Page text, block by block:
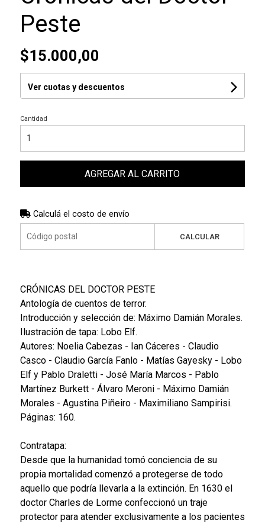
Peste
$15.000,00
Ver cuotas y descuentos
Cantidad
AGREGAR AL CARRITO
Calculá el costo de envío
CALCULAR
CRÓNICAS DEL DOCTOR PESTE
Antología de cuentos de terror.
Introducción y selección de: Máximo Damián Morales.
Ilustración de tapa: Lobo Elf.
Autores: Noelia Cabezas - Ian Cáceres - Claudio
Casco - Claudio García Fanlo - Matías Gayesky - Lobo
Elf y Pablo Draletti - José María Marcos - Pablo
Martínez Burkett - Álvaro Meroni - Máximo Damián
Morales - Agustina Piñeiro - Maximiliano Sampirisi.
Páginas: 160.
Contratapa:
Desde que la humanidad tomó conciencia de su
propia mortalidad comenzó a protegerse de todo
aquello que podría llevarla a la extinción. En 1630 el
doctor Charles de Lorme confeccionó un traje
protector para atender exclusivamente a los pacientes